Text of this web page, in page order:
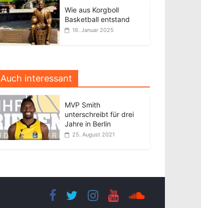
Wie aus Korgboll
Basketball entstand
16. Januar 2025
Auch interessant
MVP Smith
unterschreibt für drei
Jahre in Berlin
25. August 2021